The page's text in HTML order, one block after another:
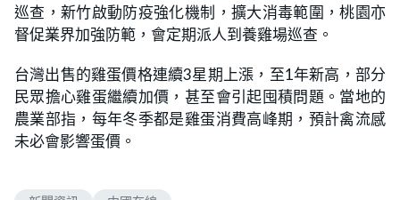
巡查，新竹啟動防疫強化機制，擴大消毒範圍，桃園亦
督促業界加強防範，會定期派人到養雞場巡查。
台灣出售的雞蛋價格連續3星期上漲，至1年新高，部分
民眾擔心雞蛋繼續加價，甚至會引起囤積問題。當地的
農業部指，每年冬季都是雞蛋消費高峰期，預計禽流感
未必會影響蛋價。